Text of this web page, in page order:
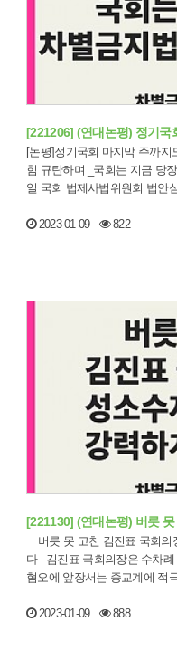
[221206] (연대논평) 정기
[논평]정기국회 마지막 주까지
힘 규탄하며 _국회는 지금 당장 차
일 국회 법제사법위원회 법안
2023-01-09 822
[221130] (연대논평) 버릇
다 김진표 국회의장은 수차례 성소수자 혐오발언을 일삼으며 성소수자
혐오에 앞장서는 종교계에 적
2023-01-09 888